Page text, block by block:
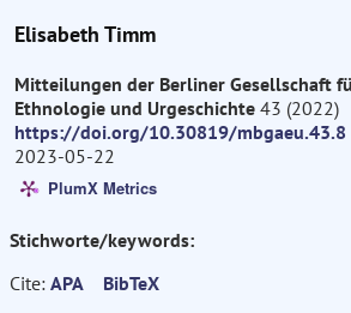
Elisabeth Timm
Mitteilungen der Berliner Gesellschaft
Ethnologie und Urgeschichte 43 (2022)
https://doi.org/10.30819/mbgaeu.43.8
2023-05-22
PlumX Metrics
Stichworte/keywords:
Cite: APA BibTeX